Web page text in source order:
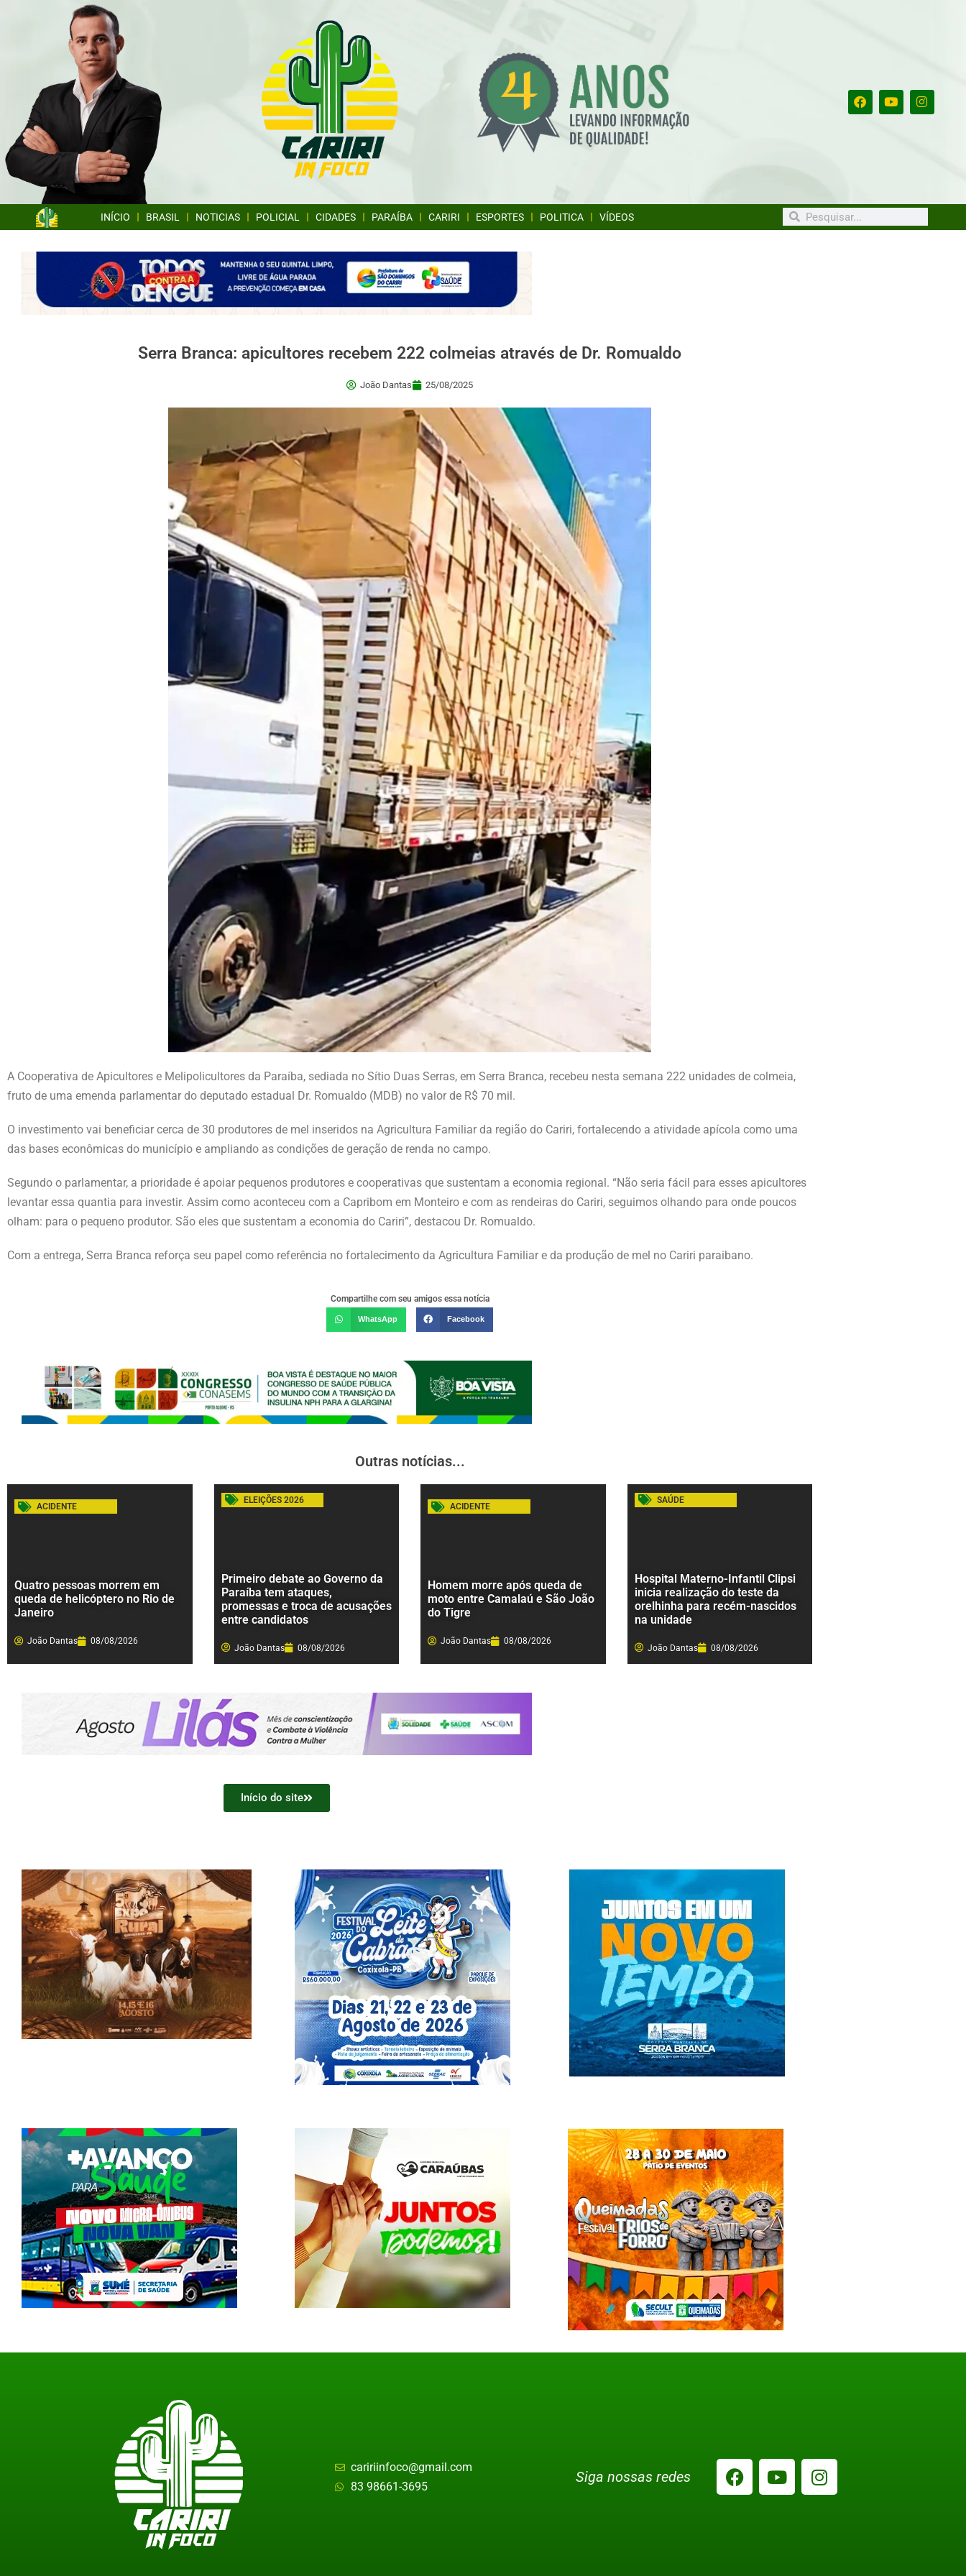
INÍCIO BRASIL NOTICIAS POLICIAL CIDADES PARAÍBA CARIRI ESPORTES POLITICA VÍDEOS
Serra Branca: apicultores recebem 222 colmeias através de Dr. Romualdo
João Dantas 25/08/2025
A Cooperativa de Apicultores e Melipolicultores da Paraíba, sediada no Sítio Duas Serras, em Serra Branca, recebeu nesta semana 222 unidades de colmeia,
fruto de uma emenda parlamentar do deputado estadual Dr. Romualdo (MDB) no valor de R$ 70 mil.
O investimento vai beneficiar cerca de 30 produtores de mel inseridos na Agricultura Familiar da região do Cariri, fortalecendo a atividade apícola como uma
das bases econômicas do município e ampliando as condições de geração de renda no campo.
Segundo o parlamentar, a prioridade é apoiar pequenos produtores e cooperativas que sustentam a economia regional. “Não seria fácil para esses apicultores
levantar essa quantia para investir. Assim como aconteceu com a Capribom em Monteiro e com as rendeiras do Cariri, seguimos olhando para onde poucos
olham: para o pequeno produtor. São eles que sustentam a economia do Cariri”, destacou Dr. Romualdo.
Com a entrega, Serra Branca reforça seu papel como referência no fortalecimento da Agricultura Familiar e da produção de mel no Cariri paraibano.
Compartilhe com seu amigos essa notícia
WhatsApp Facebook
Outras notícias...
ACIDENTE
Quatro pessoas morrem em
queda de helicóptero no Rio de
Janeiro
João Dantas 08/08/2026
ELEIÇÕES 2026
Primeiro debate ao Governo da
Paraíba tem ataques,
promessas e troca de acusações
entre candidatos
João Dantas 08/08/2026
ACIDENTE
Homem morre após queda de
moto entre Camalaú e São João
do Tigre
João Dantas 08/08/2026
SAÚDE
Hospital Materno-Infantil Clipsi
inicia realização do teste da
orelhinha para recém-nascidos
na unidade
João Dantas 08/08/2026
Início do site
caririinfoco@gmail.com
83 98661-3695
Siga nossas redes